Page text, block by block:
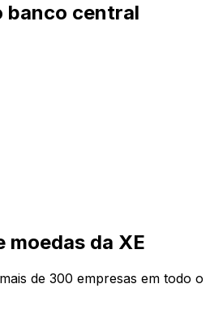
banco central
moedas da XE
de 300 empresas em todo o